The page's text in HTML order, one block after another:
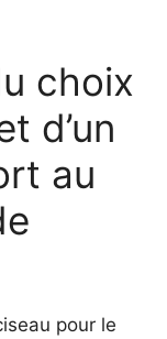
choix
d’un
au
pour le